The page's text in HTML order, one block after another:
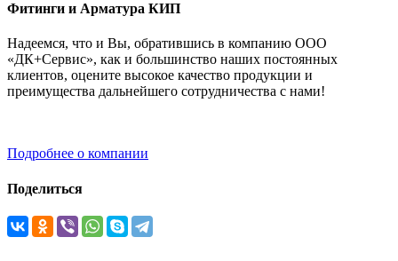
Фитинги и Арматура КИП
Надеемся, что и Вы, обратившись в компанию ООО
«ДК+Сервис», как и большинство наших постоянных
клиентов, оцените высокое качество продукции и
преимущества дальнейшего сотрудничества с нами!
Подробнее о компании
Поделиться